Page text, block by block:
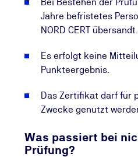
Jahre befristetes
NORD CERT übersandt.
Es erfolgt keine
Punkteergebnis.
Das Zertifikat darf für
Zwecke genutzt
Was passiert bei
Prüfung?